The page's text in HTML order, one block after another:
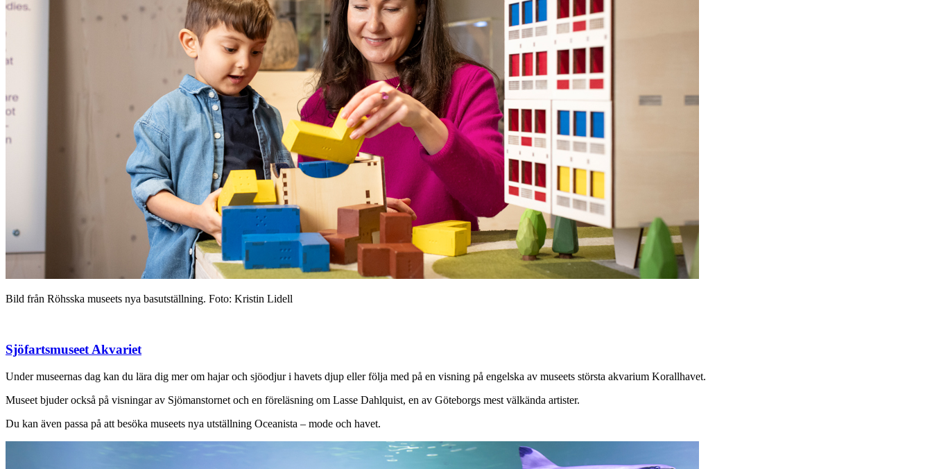
Bild från Röhsska museets nya basutställning. Foto: Kristin Lidell
Sjöfartsmuseet Akvariet
Under museernas dag kan du lära dig mer om hajar och sjöodjur i havets djup eller följa med på en visning på engelska av museets största akvarium Korallhavet.
Museet bjuder också på visningar av Sjömanstornet och en föreläsning om Lasse Dahlquist, en av Göteborgs mest välkända artister.
Du kan även passa på att besöka museets nya utställning Oceanista – mode och havet.